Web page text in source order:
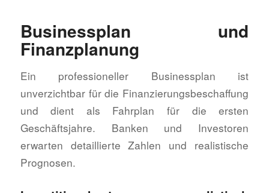
Businessplan und
Finanzplanung
Ein professioneller Businessplan ist
unverzichtbar für die Finanzierungsbeschaffung
und dient als Fahrplan für die ersten
Geschäftsjahre. Banken und Investoren
erwarten detaillierte Zahlen und realistische
Prognosen.